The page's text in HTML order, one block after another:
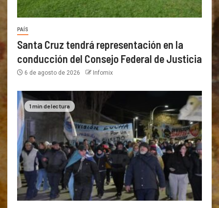
PAÍS
Santa Cruz tendrá representación en la
conducción del Consejo Federal de Justicia
6 de agosto de 2026 Infomix
1 min de lectura